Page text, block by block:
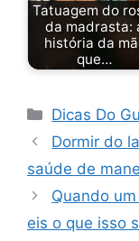
Tatuagem do
da madrasta:
história da
que…
Categorias
Dicas Do
Dormir do
saúde de
Quando
eis o que isso